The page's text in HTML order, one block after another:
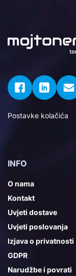
Postavke kolačića
INFO
O nama
Kontakt
Uvjeti dostave
Uvjeti poslovanja
Izjava o privatnosti
GDPR
Narudžbe i povrati